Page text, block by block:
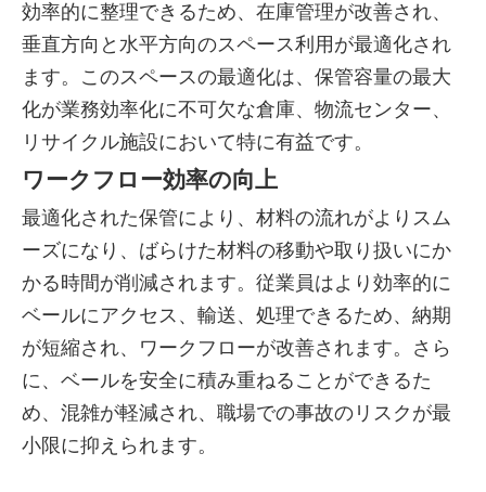
効率的に整理できるため、在庫管理が改善され、
垂直方向と水平方向のスペース利用が最適化され
ます。このスペースの最適化は、保管容量の最大
化が業務効率化に不可欠な倉庫、物流センター、
リサイクル施設において特に有益です。
ワークフロー効率の向上
最適化された保管により、材料の流れがよりスム
ーズになり、ばらけた材料の移動や取り扱いにか
かる時間が削減されます。従業員はより効率的に
ベールにアクセス、輸送、処理できるため、納期
が短縮され、ワー​​クフローが改善されます。さら
に、ベールを安全に積み重ねることができるた
め、混雑が軽減され、職場での事故のリスクが最
小限に抑えられます。